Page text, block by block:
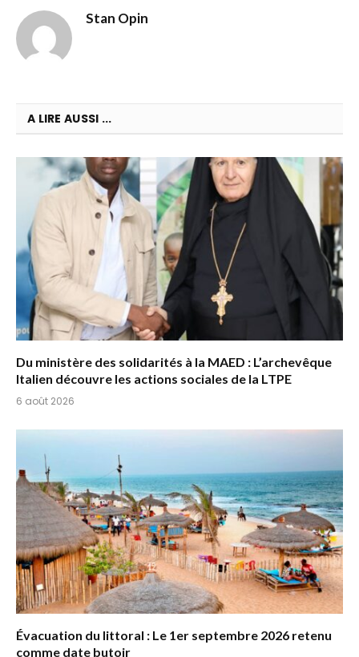
Stan Opin
A LIRE AUSSI ...
Du ministère des solidarités à la MAED : L’archevêque
Italien découvre les actions sociales de la LTPE
6 août 2026
Évacuation du littoral : Le 1er septembre 2026 retenu
comme date butoir